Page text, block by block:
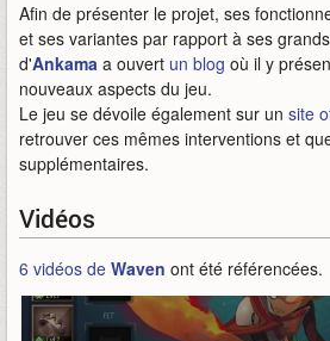
Afin de présenter le projet, ses
et ses variantes par rapport à ses
d'Ankama a ouvert un blog où il y
nouveaux aspects du jeu.
Le jeu se dévoile également sur un site
retrouver ces mêmes interventions et
supplémentaires.
Vidéos
6 vidéos de Waven ont été référencées.